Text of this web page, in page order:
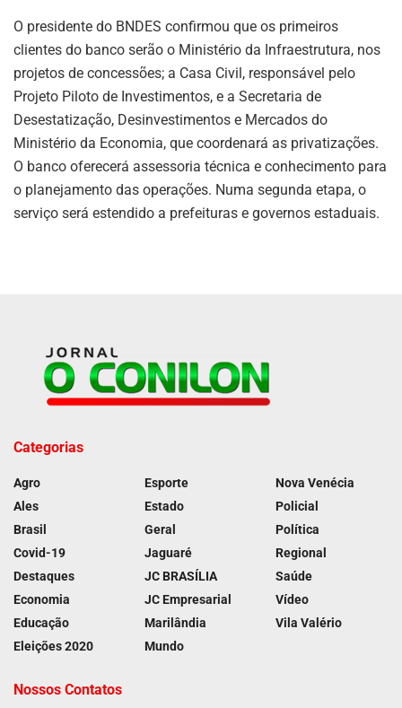
O presidente do BNDES confirmou que os primeiros
clientes do banco serão o Ministério da Infraestrutura, nos
projetos de concessões; a Casa Civil, responsável pelo
Projeto Piloto de Investimentos, e a Secretaria de
Desestatização, Desinvestimentos e Mercados do
Ministério da Economia, que coordenará as privatizações.
O banco oferecerá assessoria técnica e conhecimento para
o planejamento das operações. Numa segunda etapa, o
serviço será estendido a prefeituras e governos estaduais.
Categorias
Agro
Ales
Brasil
Covid-19
Destaques
Economia
Educação
Eleições 2020
Esporte
Estado
Geral
Jaguaré
JC BRASÍLIA
JC Empresarial
Marilândia
Mundo
Nova Venécia
Policial
Política
Regional
Saúde
Vídeo
Vila Valério
Nossos Contatos